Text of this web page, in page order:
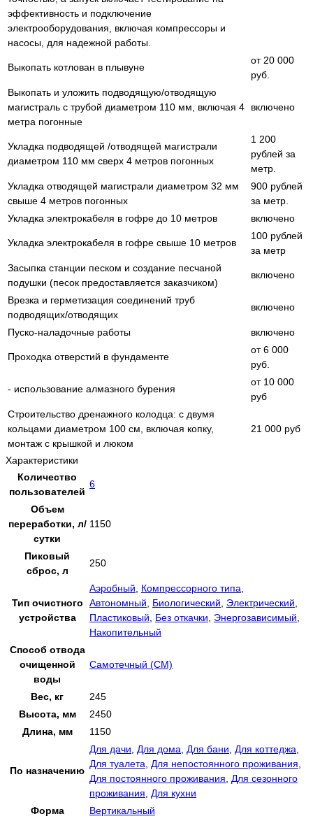
эффективность и подключение
электрооборудования, включая компрессоры и
насосы, для надежной работы.
Выкопать котлован в плывуне
от 20 000
руб.
Выкопать и уложить подводящую/отводящую
магистраль с трубой диаметром 110 мм, включая 4
метра погонные
включено
Укладка подводящей /отводящей магистрали
диаметром 110 мм сверх 4 метров погонных
1 200
рублей за
метр.
Укладка отводящей магистрали диаметром 32 мм
свыше 4 метров погонных
900 рублей
за метр.
Укладка электрокабеля в гофре до 10 метров
включено
Укладка электрокабеля в гофре свыше 10 метров
100 рублей
за метр
Засыпка станции песком и создание песчаной
подушки (песок предоставляется заказчиком)
включено
Врезка и герметизация соединений труб
подводящих/отводящих
включено
Пуско-наладочные работы включено
Проходка отверстий в фундаменте
от 6 000
руб.
- использование алмазного бурения
от 10 000
руб
Строительство дренажного колодца: с двумя
кольцами диаметром 100 см, включая копку,
монтаж с крышкой и люком
21 000 руб
Характеристики
Количество
пользователей
6
Объем
переработки, л/
сутки
1150
Пиковый
сброс, л
250
Тип очистного
устройства
Аэробный Компрессорного типа
Автономный
Биологический Электрический
Пластиковый
Без откачки Энергозависимый
Накопительный
Способ отвода
очищенной
воды
Самотечный (СМ)
Вес, кг
245
Высота, мм
2450
Длина, мм
1150
По назначению
Для дачи Для дома Для бани Для коттеджа
Для туалета
Для непостоянного проживания
Для постоянного проживания
Для сезонного
проживания
Для кухни
Форма
Вертикальный